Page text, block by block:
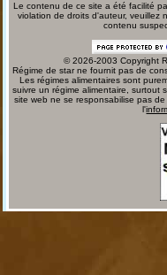
Le contenu de ce site a été facilité
violation de droits d'auteur, veuillez
contenu
© 2026-2003 Copyright
Régime de star ne fournit pas de
Les régimes alimentaires sont
suivre un régime alimentaire, surtout
site web ne se responsabilise pas
l'